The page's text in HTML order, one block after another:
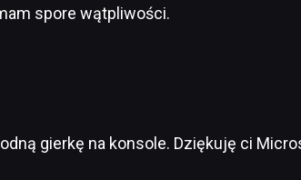
spore wątpliwości.
gierkę na konsole. Dziękuję ci